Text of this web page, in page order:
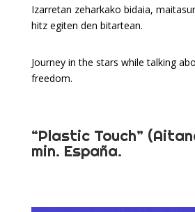
Izarretan zeharkako bidaia,
hitz egiten den bitartean.
Journey in the stars while talking
freedom.
“Plastic Touch”
min. España.